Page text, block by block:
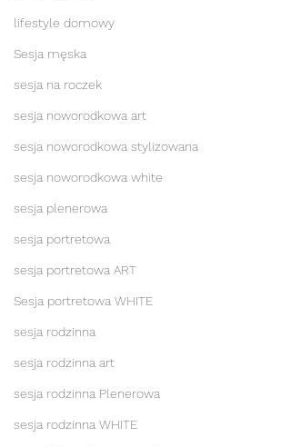
lifestyle domowy
Sesja męska
sesja na roczek
sesja noworodkowa art
sesja noworodkowa stylizowana
sesja noworodkowa white
sesja plenerowa
sesja portretowa
sesja portretowa ART
Sesja portretowa WHITE
sesja rodzinna
sesja rodzinna art
sesja rodzinna Plenerowa
sesja rodzinna WHITE